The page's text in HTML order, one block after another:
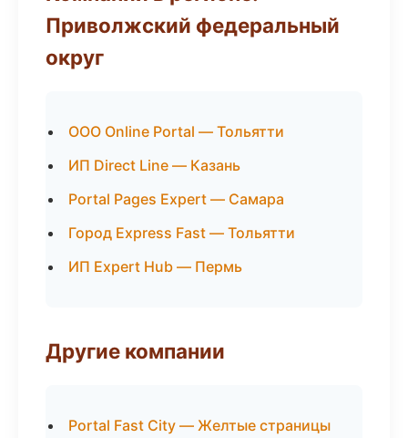
Приволжский федеральный
округ
ООО Online Portal — Тольятти
ИП Direct Line — Казань
Portal Pages Expert — Самара
Город Express Fast — Тольятти
ИП Expert Hub — Пермь
Другие компании
Portal Fast City — Желтые страницы